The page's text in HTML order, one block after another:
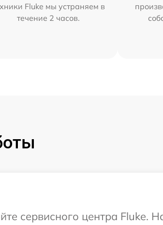
Fluke мы устраняем в
течение 2 часов.
сервисного центра Fluke.